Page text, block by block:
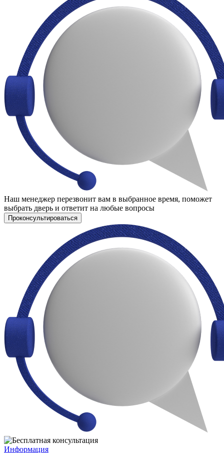
Наш менеджер перезвонит вам в выбранное время, поможет
выбрать дверь и ответит на любые вопросы
Проконсультироваться
Информация